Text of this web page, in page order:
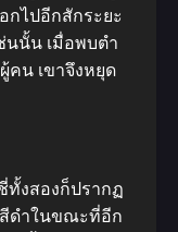
กไปอีกสักระยะ
นนั้น เมื่อพบตํา
คน เขาจึงหยุด
ทั้งสองก็ปรากฏ
ดําในขณะที่อีก